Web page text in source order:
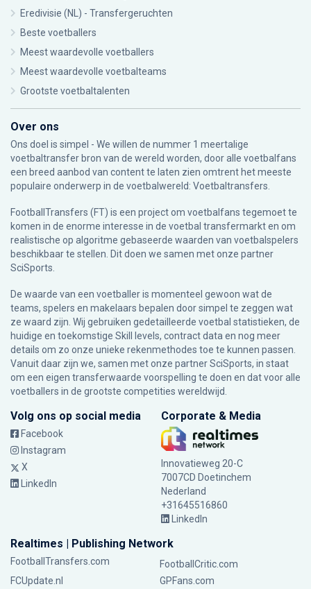
Eredivisie (NL) - Transfergeruchten
Beste voetballers
Meest waardevolle voetballers
Meest waardevolle voetbalteams
Grootste voetbaltalenten
Over ons
Ons doel is simpel - We willen de nummer 1 meertalige
voetbaltransfer bron van de wereld worden, door alle voetbalfans
een breed aanbod van content te laten zien omtrent het meeste
populaire onderwerp in de voetbalwereld: Voetbaltransfers.
FootballTransfers (FT) is een project om voetbalfans tegemoet te
komen in de enorme interesse in de voetbal transfermarkt en om
realistische op algoritme gebaseerde waarden van voetbalspelers
beschikbaar te stellen. Dit doen we samen met onze partner
SciSports
De waarde van een voetballer is momenteel gewoon wat de
teams, spelers en makelaars bepalen door simpel te zeggen wat
ze waard zijn. Wij gebruiken gedetailleerde voetbal statistieken, de
huidige en toekomstige Skill levels, contract data en nog meer
details om zo onze unieke rekenmethodes toe te kunnen passen.
Vanuit daar zijn we, samen met onze partner SciSports, in staat
om een eigen transferwaarde voorspelling te doen en dat voor alle
voetballers in de grootste competities wereldwijd.
Volg ons op social media
Facebook
Instagram
X
LinkedIn
Corporate & Media
Innovatieweg 20-C
7007CD Doetinchem
Nederland
+31645516860
LinkedIn
Realtimes | Publishing Network
FootballTransfers.com
FootballCritic.com
FCUpdate.nl
GPFans.com